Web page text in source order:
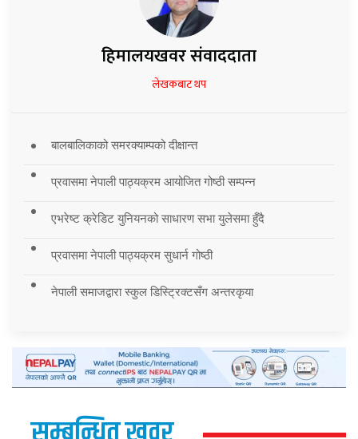
हिमालयखवर संवाददाता
लेखकबाट थप
बालबालिकाको समरक्याम्पको दीक्षान्त
प्रवासमा नेपाली पाठ्यक्रम आयोजित गोष्ठी सम्पन्न
एभरेष्ट क्रेडिट युनियनको साधारण सभा युलेसमा हुँदै
प्रवासमा नेपाली पाठ्यक्रम सुधार्न गोष्ठी
नेपाली समाजद्वारा स्कुल डिस्ट्रिक्टसँग अन्तरकृया